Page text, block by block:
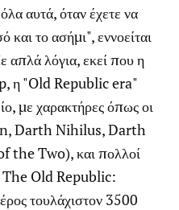
αυτά, όταν έχετε να
και το ασήμι", εννοείται
απλά λόγια, εκεί που η
η "Old Republic era"
με χαρακτήρες όπως οι
Darth Nihilus, Darth
the Two), και πολλοί
The Old Republic:
τουλάχιστον 3500